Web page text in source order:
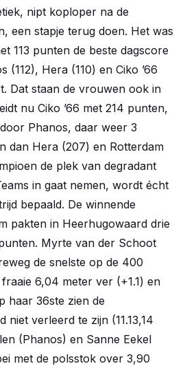
nipt koploper na de
een stapje terug doen. Het was
113 punten de beste dagscore
(112), Hera (110) en Ciko ’66
Dat staan de vrouwen ook in
nu Ciko ’66 met 214 punten,
Phanos, daar weer 3
dan Hera (207) en Rotterdam
de plek van degradant
in gaat nemen, wordt écht
bepaald. De winnende
pakten in Heerhugowaard drie
Myrte van der Schoot
de snelste op de 400
6,04 meter ver (+1.1) en
haar 36ste zien de
niet verleerd te zijn (11.13,14
(Phanos) en Sanne Eekel
met de polsstok over 3,90